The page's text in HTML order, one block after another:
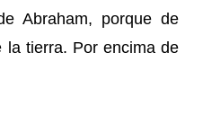
Abraham, porque de
la tierra. Por encima de